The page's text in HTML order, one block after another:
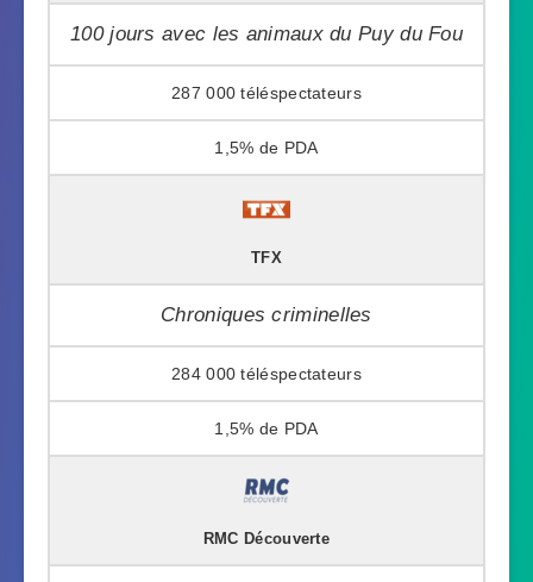
100 jours avec les animaux du Puy du Fou
287 000
1,5%
TFX
Chroniques criminelles
284 000
1,5%
RMC Découverte